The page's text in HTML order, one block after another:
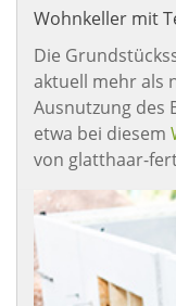
Wohnkeller mit
Die
aktuell mehr als
Ausnutzung des
etwa bei diesem
von glatthaar-